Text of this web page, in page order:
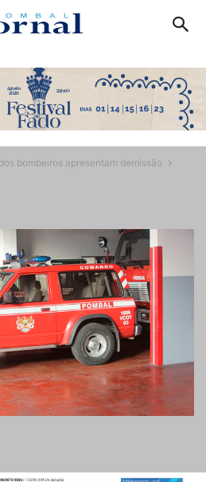
bombeiros apresentam demissão